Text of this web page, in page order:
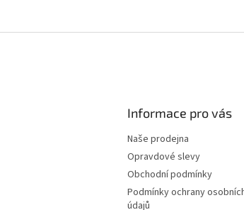
Informace pro vás
Naše prodejna
Opravdové slevy
Obchodní podmínky
Podmínky ochrany
údajů